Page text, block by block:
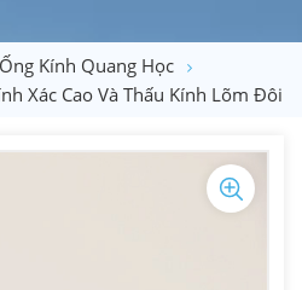
Ống Kính Quang Học
Xác Cao Và Thấu Kính Lõm Đôi